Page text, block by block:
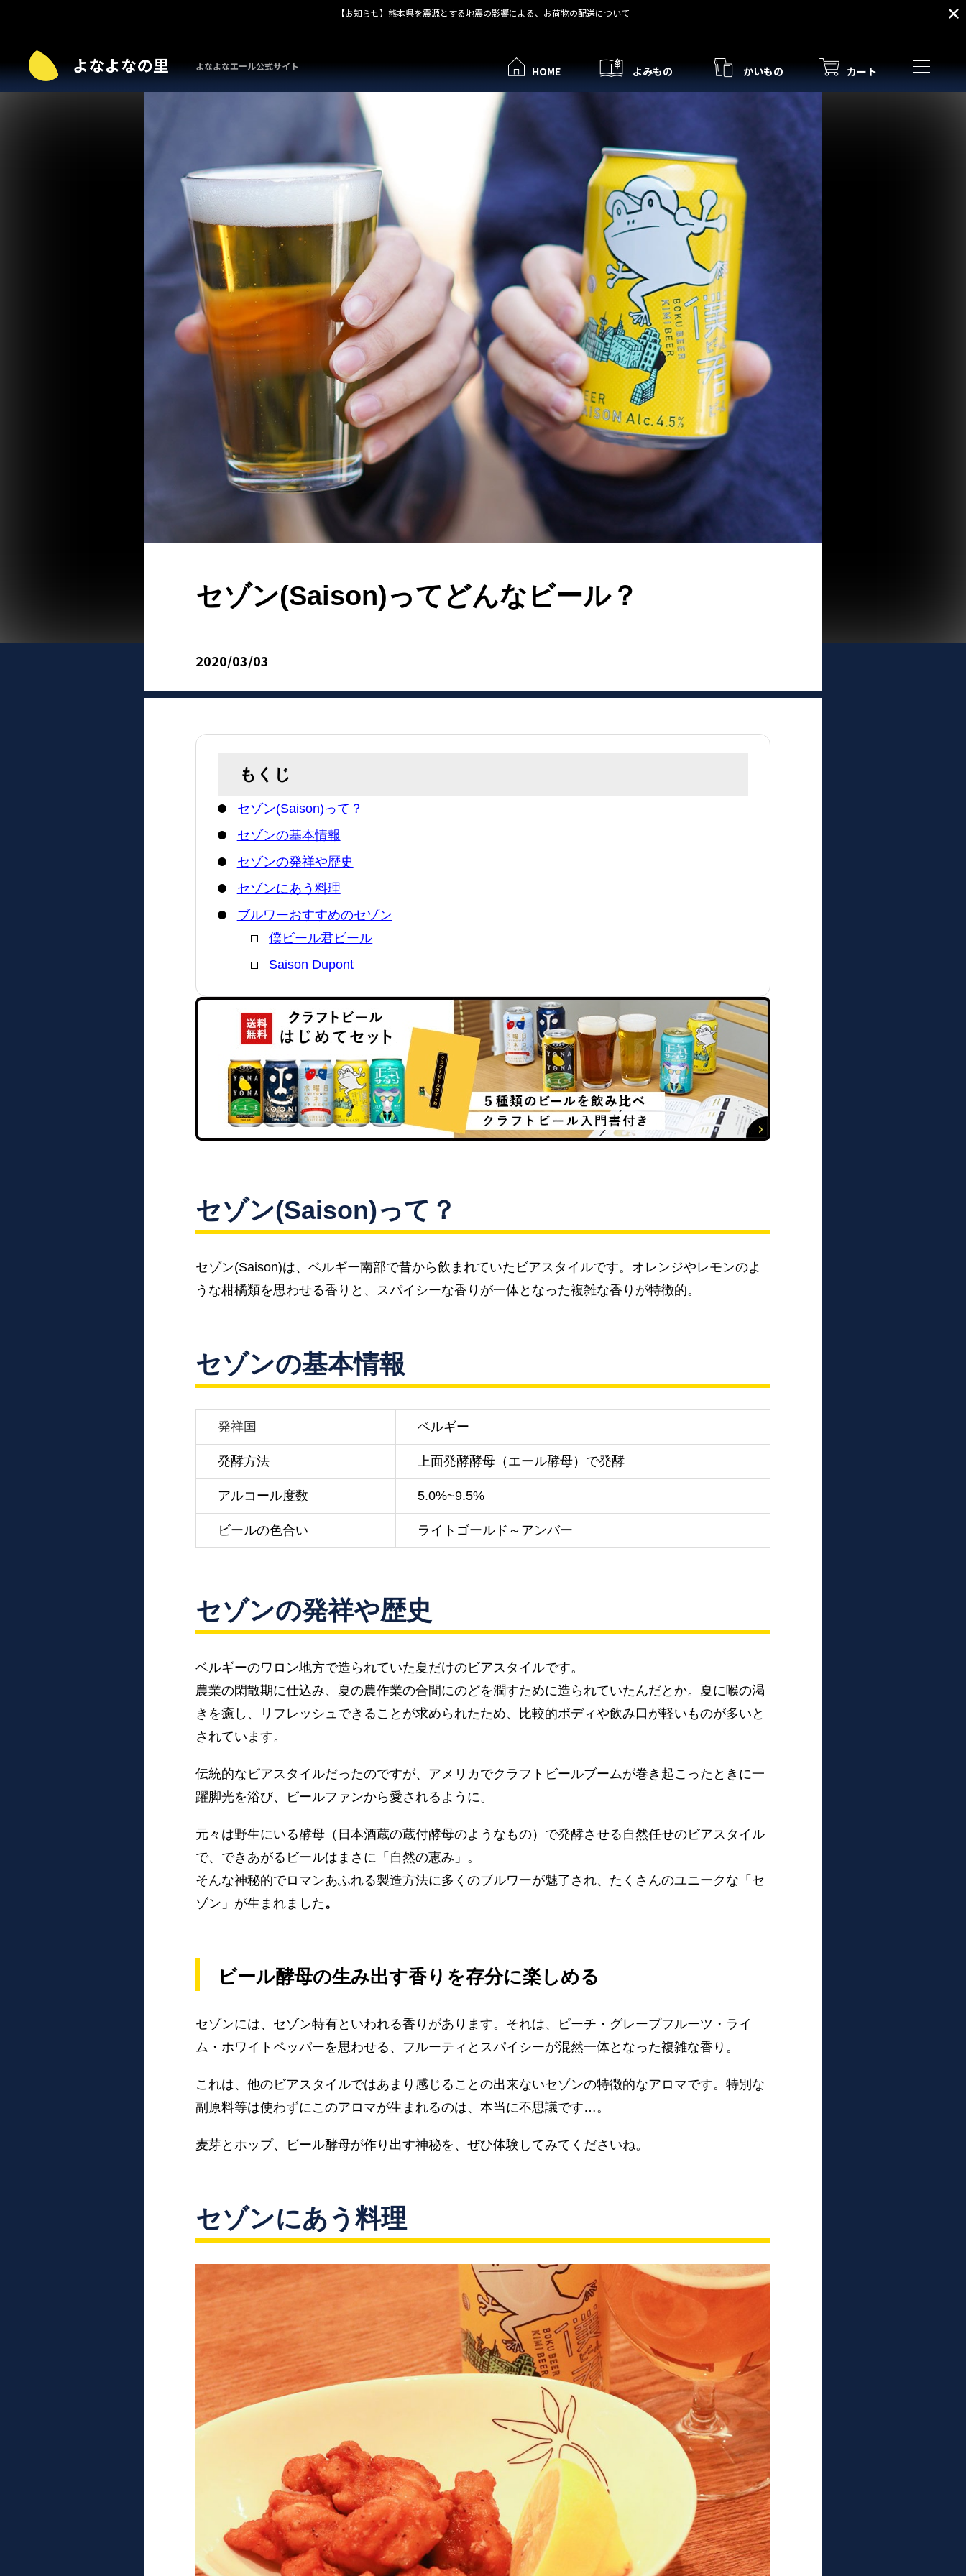
【お知らせ】熊本県を震源とする地震の影響による、お荷物の配送について
よなよなエール公式サイト HOME よみもの かいもの カート
セゾン(Saison)ってどんなビール？
2020/03/03
もくじ
セゾン(Saison)って？
セゾンの基本情報
セゾンの発祥や歴史
セゾンにあう料理
ブルワーおすすめのセゾン
僕ビール君ビール
Saison Dupont
セゾン(Saison)って？
セゾン(Saison)は、ベルギー南部で昔から飲まれていたビアスタイルです。オレンジやレモンのよ
うな柑橘類を思わせる香りと、スパイシーな香りが一体となった複雑な香りが特徴的。
セゾンの基本情報
発祥国 ベルギー
発酵方法 上面発酵酵母（エール酵母）で発酵
アルコール度数 5.0%~9.5%
ビールの色合い ライトゴールド～アンバー
セゾンの発祥や歴史
ベルギーのワロン地方で造られていた夏だけのビアスタイルです。
農業の閑散期に仕込み、夏の農作業の合間にのどを潤すために造られていたんだとか。夏に喉の渇
きを癒し、リフレッシュできることが求められたため、比較的ボディや飲み口が軽いものが多いと
されています。
伝統的なビアスタイルだったのですが、アメリカでクラフトビールブームが巻き起こったときに一
躍脚光を浴び、ビールファンから愛されるように。
元々は野生にいる酵母（日本酒蔵の蔵付酵母のようなもの）で発酵させる自然任せのビアスタイル
で、できあがるビールはまさに「自然の恵み」。
そんな神秘的でロマンあふれる製造方法に多くのブルワーが魅了され、たくさんのユニークな「セ
ゾン」が生まれました。
ビール酵母の生み出す香りを存分に楽しめる
セゾンには、セゾン特有といわれる香りがあります。それは、ピーチ・グレープフルーツ・ライ
ム・ホワイトペッパーを思わせる、フルーティとスパイシーが混然一体となった複雑な香り。
これは、他のビアスタイルではあまり感じることの出来ないセゾンの特徴的なアロマです。特別な
副原料等は使わずにこのアロマが生まれるのは、本当に不思議です…。
麦芽とホップ、ビール酵母が作り出す神秘を、ぜひ体験してみてくださいね。
セゾンにあう料理